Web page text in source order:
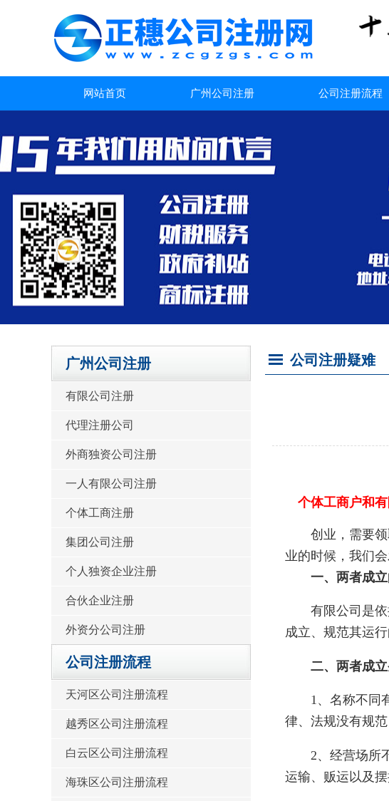
网站首页 广州公司注册 公司注册流程
广州公司注册
有限公司注册
代理注册公司
外商独资公司注册
一人有限公司注册
个体工商注册
集团公司注册
个人独资企业注册
合伙企业注册
外资分公司注册
公司注册流程
天河区公司注册流程
越秀区公司注册流程
白云区公司注册流程
海珠区公司注册流程
公司注册疑难
个体工商户和有
创业，需要领取
业的时候，我们
一、两者成立
有限公司是依据
成立、规范其运行
二、两者成立
1、名称不同有
律、法规没有规
2、经营场所不
运输、贩运以及